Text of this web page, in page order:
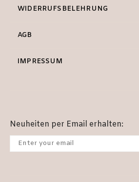
WIDERRUFSBELEHRUNG
AGB
IMPRESSUM
Neuheiten per Email erhalten: